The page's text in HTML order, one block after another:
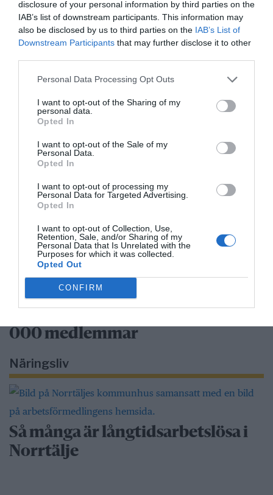
disclosure of your personal information by third parties on the
IAB’s list of downstream participants. This information may
also be disclosed by us to third parties on the IAB’s List of
Downstream Participants that may further disclose it to other
Personal Data Processing Opt Outs
I want to opt-out of the Sharing of my
personal data.
Opted In
I want to opt-out of the Sale of my
Personal Data.
Opted In
I want to opt-out of processing my
Personal Data for Targeted Advertising.
Opted In
I want to opt-out of Collection, Use,
Retention, Sale, and/or Sharing of my
Personal Data that Is Unrelated with the
Purposes for which it was collected.
Opted Out
CONFIRM
klarar grundskolan
Robert Beronius
Dags att ge Rimbo mer makt?
Kultur/Nöje
Punkfestivalen Byskvaller växer –
satsar på hela familjen
Gary Moore-veteran gästar
Northbay Rovers i Norrtälje
000 medlemmar
Näringsliv
Så många är långtidsarbetslösa i
Norrtälje